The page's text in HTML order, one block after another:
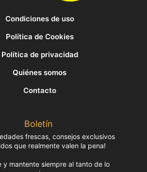
Condiciones de uso
Política de Cookies
Política de privacidad
Quiénes somos
Contacto
Boletín
frescas, consejos exclusivos
que realmente valen la pena!
y mantente siempre al tanto de lo